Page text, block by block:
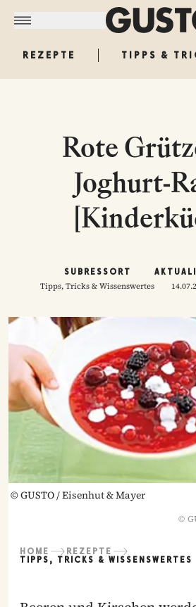
REZEPTE TIPPS &
Rote
Joghurt-
SUBRESSORT
Tipps, Tricks & Wissenswertes
©GUSTO / Eisenhut & Mayer
©
HOME
REZEPTE
TIPPS, TRICKS & WISSENSWERTES